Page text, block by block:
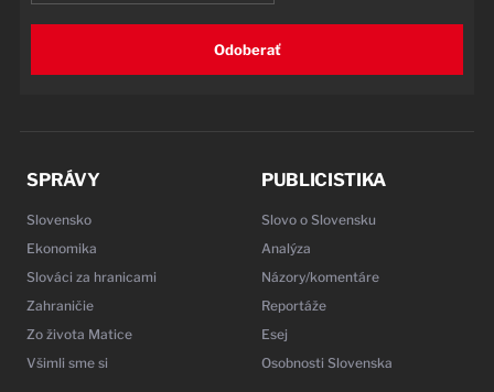
Odoberať
SPRÁVY
Slovensko
Ekonomika
Slováci za hranicami
Zahraničie
Zo života Matice
Všimli sme si
PUBLICISTIKA
Slovo o Slovensku
Analýza
Názory/komentáre
Reportáže
Esej
Osobnosti Slovenska